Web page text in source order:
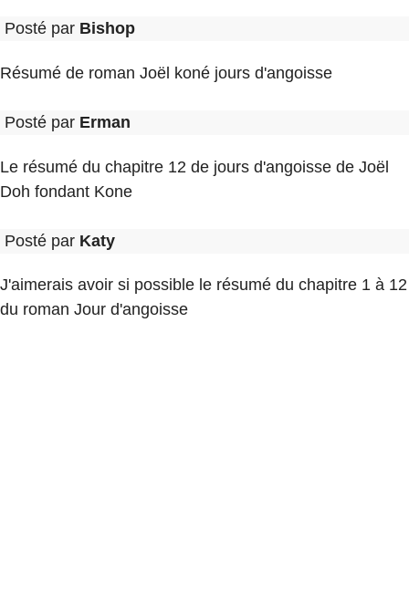
Posté par Bishop
Résumé de roman Joël koné jours d'angoisse
Posté par Erman
Le résumé du chapitre 12 de jours d'angoisse de Joël
Doh fondant Kone
Posté par Katy
J'aimerais avoir si possible le résumé du chapitre 1 à 12
du roman Jour d'angoisse